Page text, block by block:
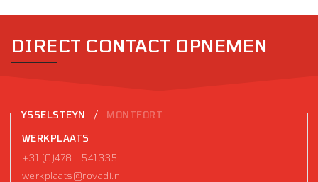
DIRECT CONTACT OPNEMEN
YSSELSTEYN / MONTFORT
WERKPLAATS
+31 (0)478 - 541335
werkplaats@rovadi.nl